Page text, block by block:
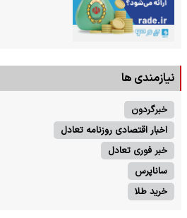
نیازمندی ها
خبرگردون
اخبار اقتصادی روزنامه تعادل
خبر فوری تعادل
ساناپرس
خرید طلا